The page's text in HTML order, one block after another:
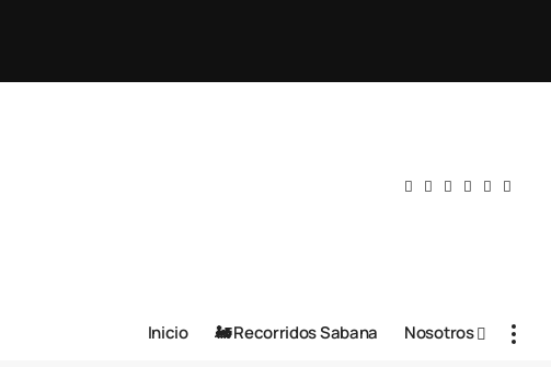
Inicio 🚂 Recorridos Sabana Nosotros